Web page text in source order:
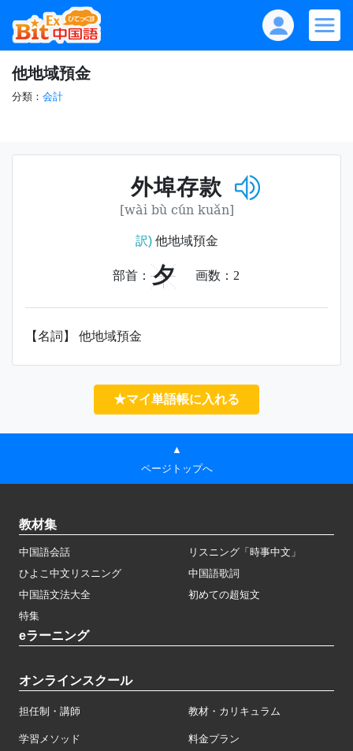
他地域預金
分類： 会計
外埠存款
[wài bù cún kuǎn]
訳)他地域預金
部首： 夕 画数： 2
【名詞】 他地域預金
★マイ単語帳に入れる
▲
ページトップへ
教材集
中国語会話
リスニング「時事中文」
ひよこ中文リスニング
中国語歌詞
中国語文法大全
初めての超短文
特集
eラーニング
オンラインスクール
担任制・講師 教材・カリキュラム
学習メソッド 料金プラン